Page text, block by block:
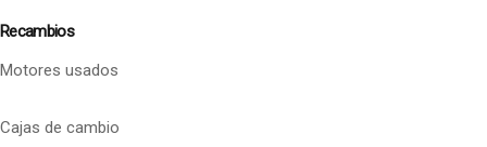
Recambios
Motores usados
Cajas de cambio